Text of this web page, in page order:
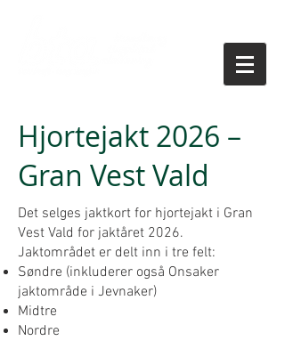
Hjortejakt 2026 –
Gran Vest Vald
Det selges jaktkort for hjortejakt i Gran
Vest Vald for jaktåret 2026.
Jaktområdet er delt inn i tre felt:
Søndre (inkluderer også Onsaker
jaktområde i Jevnaker)
Midtre
Nordre